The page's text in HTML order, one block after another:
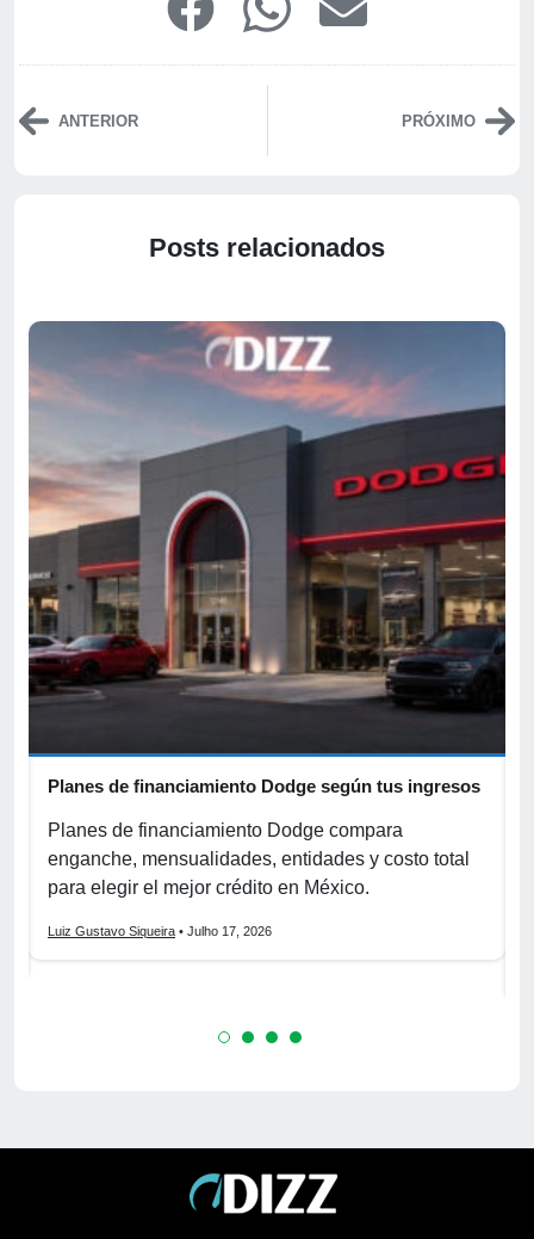
ANTERIOR PRÓXIMO
Posts relacionados
Planes de financiamiento Dodge según tus ingresos
Planes de financiamiento Dodge compara
enganche, mensualidades, entidades y costo total
para elegir el mejor crédito en México.
Luiz Gustavo Siqueira • Julho 17, 2026